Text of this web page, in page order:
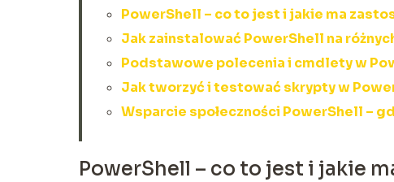
PowerShell – co to jest i jakie ma
Jak zainstalować PowerShell na
Podstawowe polecenia i cmdlety w
Jak tworzyć i testować skrypty w
Wsparcie społeczności PowerShell –
PowerShell – co to jest i jakie